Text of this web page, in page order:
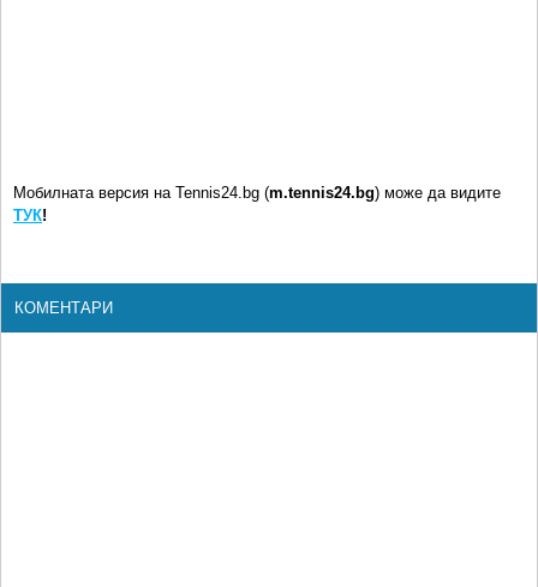
Мобилната версия на Tennis24.bg (m.tennis24.bg) може да видите
ТУК!
КОМЕНТАРИ